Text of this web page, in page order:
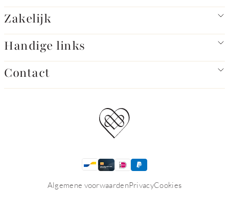
Zakelijk
Handige links
Contact
Algemene voorwaardenPrivacyCookies